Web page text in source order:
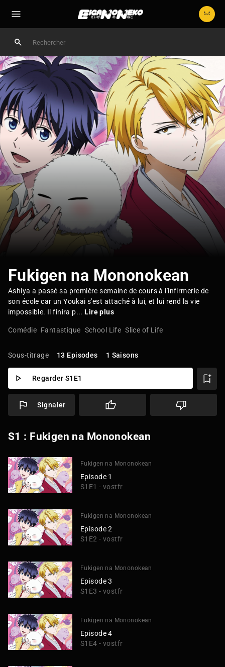
Fukigen na Mononokean
Ashiya a passé sa première semaine de cours à l'infirmerie de
son école car un Youkai s'est attaché à lui, et lui rend la vie
impossible. Il finira p...Lire plus
Comédie Fantastique School Life Slice of Life
Sous-titrage 13 Episodes 1 Saisons
Regarder S1E1
Signaler
S1 : Fukigen na Mononokean
Fukigen na Mononokean
Episode 1
S1E1 - vostfr
Fukigen na Mononokean
Episode 2
S1E2 - vostfr
Fukigen na Mononokean
Episode 3
S1E3 - vostfr
Fukigen na Mononokean
Episode 4
S1E4 - vostfr